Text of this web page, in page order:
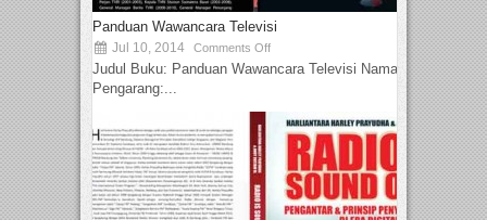
Panduan Wawancara Televisi
Jul 10, 2014 Comments Off
Judul Buku: Panduan Wawancara Televisi Nama
Pengarang:...